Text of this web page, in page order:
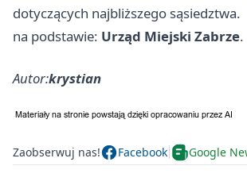
dotyczących najbliższego sąsiedztwa.
na podstawie: Urząd Miejski Zabrze.
Autor:krystian
Zaobserwuj nas! Facebook Google